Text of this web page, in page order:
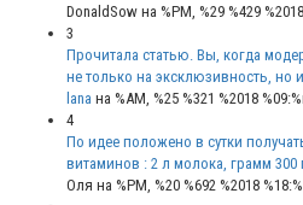
DonaldSow на %PM, %29 %429
3
Прочитала статью. Вы, когда
не только на эксклюзивность, но
lana на %AM, %25 %321 %2018
4
По идее положено в сутки
витаминов : 2 л молока, грамм 300
Оля на %PM, %20 %692 %2018